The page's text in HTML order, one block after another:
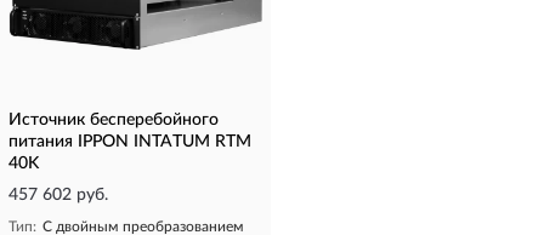
Источник бесперебойного
питания IPPON INTATUM RTM
40K
457 602 руб.
Тип: С двойным преобразованием